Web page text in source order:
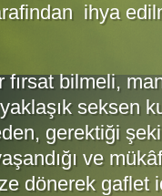
ihya
fırsat bilmeli,
seksen
gerektiği
ve
dönerek gaflet